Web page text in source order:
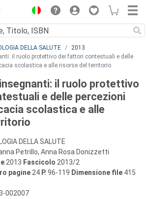
DELLA SALUTE
2013
il ruolo protettivo dei fattori contestuali e delle
scolastica e alle risorse del territorio
il ruolo protettivo
e delle percezioni
scolastica e alle
DELLA SALUTE
Petrillo, Anna Rosa Donizzetti
2013 Fascicolo 2013/2
pagine 24 P. 96-119 Dimensione file 415
002007